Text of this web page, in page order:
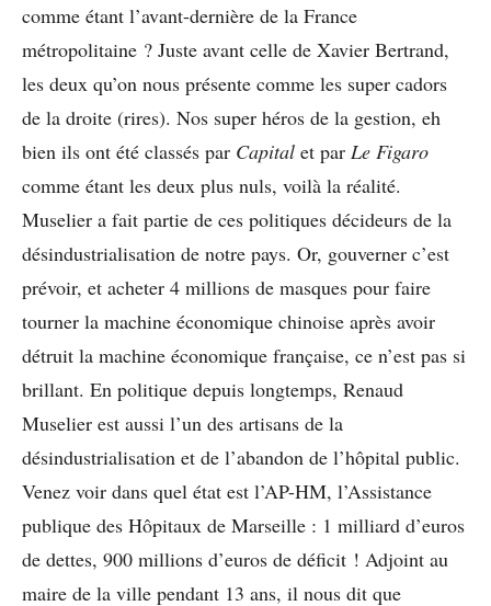
comme étant l’avant-dernière de la France
métropolitaine ? Juste avant celle de Xavier Bertrand,
les deux qu’on nous présente comme les super cadors
de la droite (rires). Nos super héros de la gestion, eh
bien ils ont été classés par Capital et par Le Figaro
comme étant les deux plus nuls, voilà la réalité.
Muselier a fait partie de ces politiques décideurs de la
désindustrialisation de notre pays. Or, gouverner c’est
prévoir, et acheter 4 millions de masques pour faire
tourner la machine économique chinoise après avoir
détruit la machine économique française, ce n’est pas si
brillant. En politique depuis longtemps, Renaud
Muselier est aussi l’un des artisans de la
désindustrialisation et de l’abandon de l’hôpital public.
Venez voir dans quel état est l’AP-HM, l’Assistance
publique des Hôpitaux de Marseille : 1 milliard d’euros
de dettes, 900 millions d’euros de déficit ! Adjoint au
maire de la ville pendant 13 ans, il nous dit que